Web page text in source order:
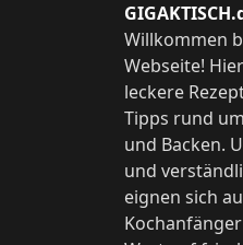
Willkommen
Webseite!
leckere
Tipps rund
und Backen.
und
eignen sich